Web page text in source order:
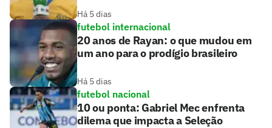
Há 5 dias
futebol internacional
20 anos de Rayan: o que mudou em
um ano para o prodígio brasileiro
Há 5 dias
futebol nacional
10 ou ponta: Gabriel Mec enfrenta
dilema que impacta a Seleção